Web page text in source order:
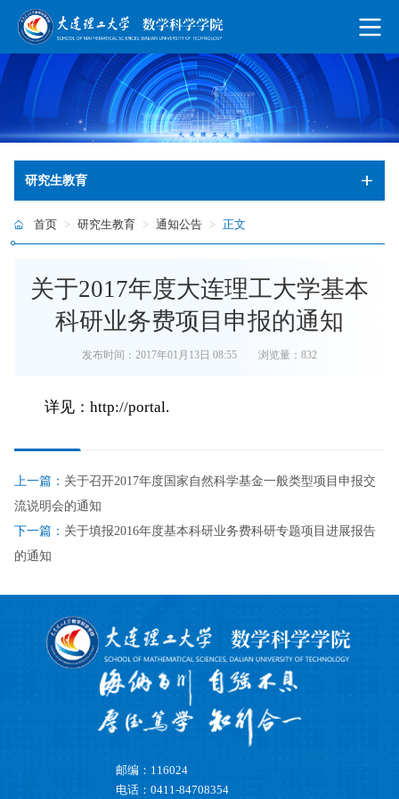
研究生教育
首页 > 研究生教育 > 通知公告 > 正文
关于2017年度大连理工大学基本
科研业务费项目申报的通知
发布时间：2017年01月13日 08:55 浏览量： 832
详见：http://portal.
上一篇： 关于召开2017年度国家自然科学基金一般类型项目申报交
流说明会的通知
下一篇： 关于填报2016年度基本科研业务费科研专题项目进展报告
的通知
邮编：116024
电话：0411-84708354